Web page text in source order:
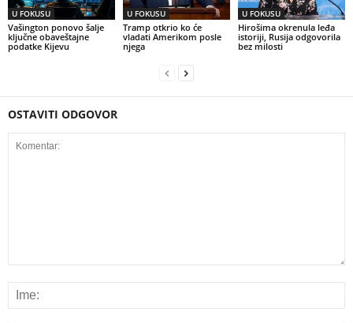
U FOKUSU
Vašington ponovo šalje
ključne obaveštajne
podatke Kijevu
U FOKUSU
Tramp otkrio ko će
vladati Amerikom posle
njega
U FOKUSU
Hirošima okrenula leđa
istoriji, Rusija odgovorila
bez milosti
OSTAVITI ODGOVOR